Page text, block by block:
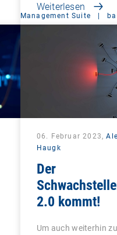
Weiterlesen
Management Suite |
06. Februar 2023,
Haugk
Der
2.0 kommt!
Um auch weiterhin